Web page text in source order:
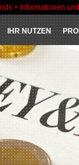
+ Informationen
IHR NUTZEN